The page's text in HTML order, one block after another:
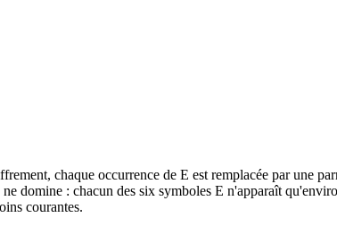
chaque occurrence de E est remplacée par une
domine : chacun des six symboles E n'apparaît
courantes.